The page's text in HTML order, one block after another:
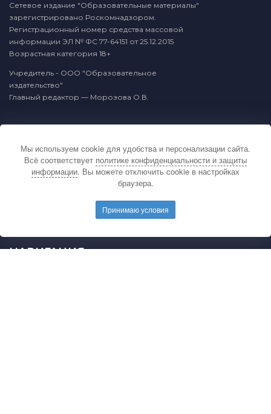
По вопросам связанным с публикацией
материалов на сайте издательства и выдачей
подтверждающих документов обращайтесь на
электронную почту редакции.
mail@pedarticles.ru
+7 (499) 113-47-87
Сетевое издание "Образовательные материалы"
зарегистрировано Роскомнадзором.
Регистрационный номер средства массовой
информации ЭЛ № ФС 77-64151 от 25.12.2015
Возрастная категория 18+
Учредитель - ООО "Образовательное
издательство"
Главный редактор — Морозова О.В.
НАВИГАЦИЯ
Мы используем cookie для удобства и персонализации сайта.
Всё соответствует политике конфиденциальности и защиты
информации. Вы можете отключить cookie в настройках
браузера.
Принимаю условия